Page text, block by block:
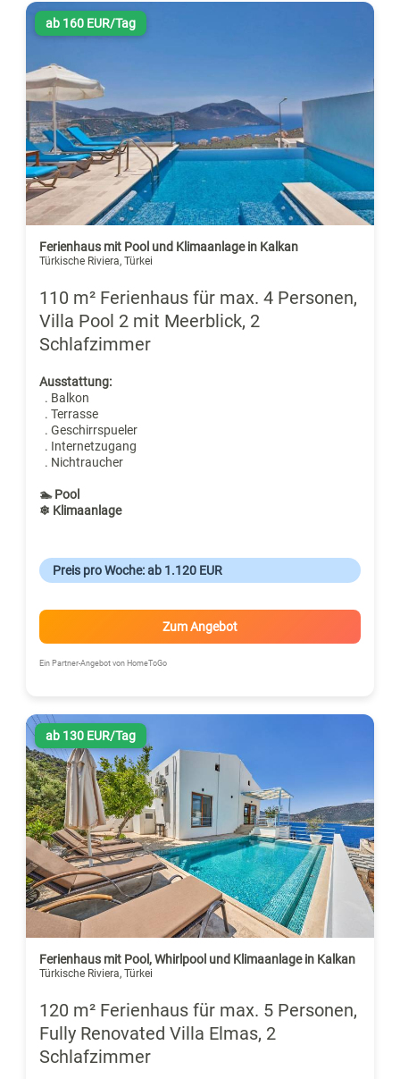
ab 160 EUR/Tag
Ferienhaus mit Pool und Klimaanlage in Kalkan
Türkische Riviera, Türkei
110 m² Ferienhaus für max. 4 Personen,
Villa Pool 2 mit Meerblick, 2
Schlafzimmer
Ausstattung:
. Balkon
. Terrasse
. Geschirrspueler
. Internetzugang
. Nichtraucher
🏊 Pool
❄ Klimaanlage
Preis pro Woche: ab 1.120 EUR
Zum Angebot
Ein Partner-Angebot von HomeToGo
ab 130 EUR/Tag
Ferienhaus mit Pool, Whirlpool und Klimaanlage in Kalkan
Türkische Riviera, Türkei
120 m² Ferienhaus für max. 5 Personen,
Fully Renovated Villa Elmas, 2
Schlafzimmer